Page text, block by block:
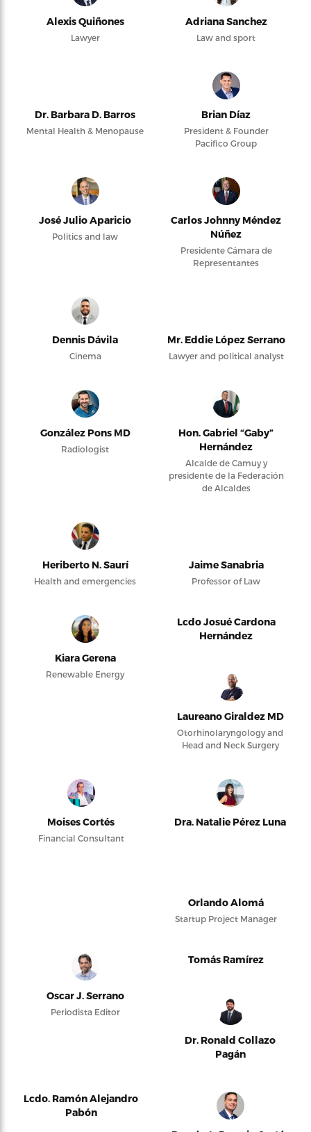
Alexis Quiñones
Lawyer
Adriana Sanchez
Law and sport
Dr. Barbara D. Barros
Mental Health & Menopause
Brian Díaz
President & Founder
Pacifico Group
José Julio Aparicio
Politics and law
Carlos Johnny Méndez
Núñez
Presidente Cámara de
Representantes
Dennis Dávila
Cinema
Mr. Eddie López Serrano
Lawyer and political analyst
González Pons MD
Radiologist
Hon. Gabriel “Gaby”
Hernández
Alcalde de Camuy y
presidente de la Federación
de Alcaldes
Heriberto N. Saurí
Health and emergencies
Jaime Sanabria
Professor of Law
Kiara Gerena
Renewable Energy
Lcdo Josué Cardona
Hernández
Laureano Giraldez MD
Otorhinolaryngology and
Head and Neck Surgery
Moises Cortés
Financial Consultant
Dra. Natalie Pérez Luna
Orlando Alomá
Startup Project Manager
Oscar J. Serrano
Periodista Editor
Tomás Ramírez
Dr. Ronald Collazo
Pagán
Lcdo. Ramón Alejandro
Pabón